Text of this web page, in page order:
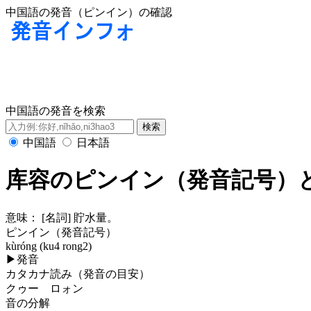
中国語の発音（ピンイン）の確認
中国語の発音を検索
中国語 日本語
库容のピンイン（発音記号）
意味：
[名詞] 貯水量。
ピンイン（発音記号）
kùróng (ku4 rong2)
▶発音
カタカナ読み（発音の目安）
クゥー ロォン
音の分解